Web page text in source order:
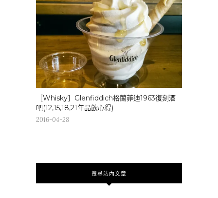
［Whisky］Glenfiddich格蘭菲迪1963復刻酒
吧(12,15,18,21年品飲心得)
2016-04-28
搜尋站內文章